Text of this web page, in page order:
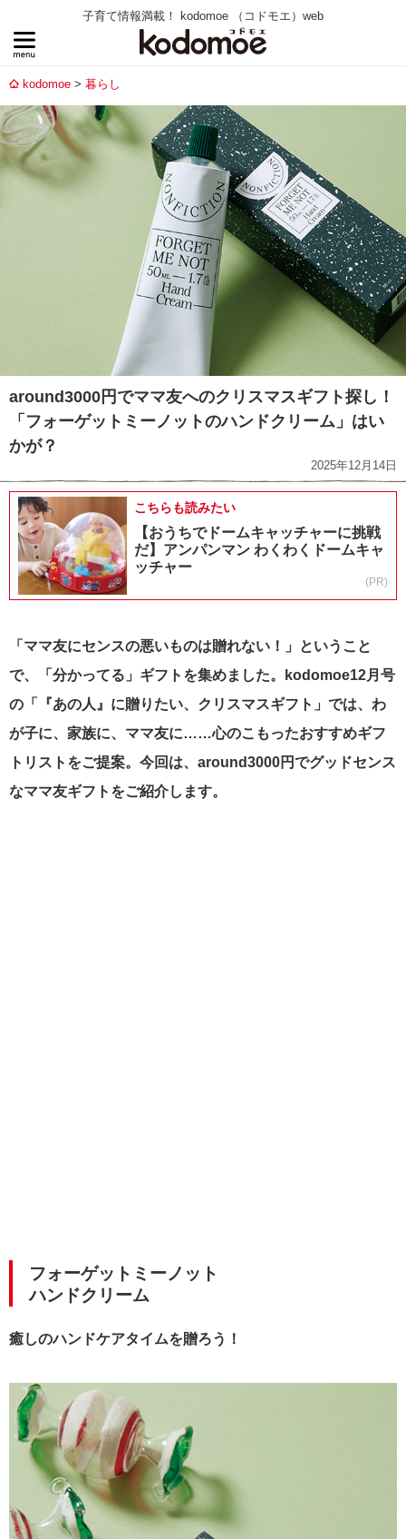
子育て情報満載！ kodomoe （コドモエ）web
kodomoe 暮らし
around3000円でママ友へのクリスマスギフト探し！
「フォーゲットミーノットのハンドクリーム」はい
かが？
2025年12月14日
こちらも読みたい
【おうちでドームキャッチャーに挑戦
だ】アンパンマン わくわくドームキャ
ッチャー
(PR)
「ママ友にセンスの悪いものは贈れない！」ということ
で、「分かってる」ギフトを集めました。kodomoe12月号
の「『あの人』に贈りたい、クリスマスギフト」では、わ
が子に、家族に、ママ友に……心のこもったおすすめギフ
トリストをご提案。今回は、around3000円でグッドセンス
なママ友ギフトをご紹介します。
フォーゲットミーノット
ハンドクリーム
癒しのハンドケアタイムを贈ろう！